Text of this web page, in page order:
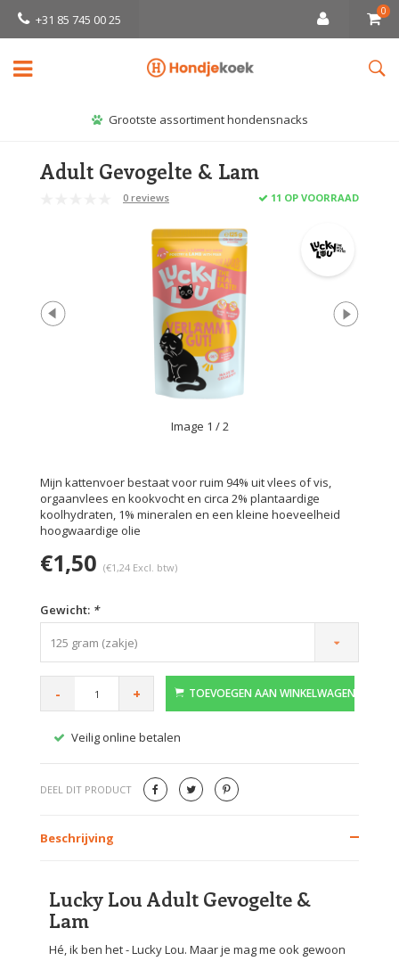
+31 85 745 00 25
0
Grootste assortiment hondensnacks
Adult Gevogelte & Lam
0 reviews 11 OP VOORRAAD
Image 1 / 2
Mijn kattenvoer bestaat voor ruim 94% uit vlees of vis,
orgaanvlees en kookvocht en circa 2% plantaardige
koolhydraten, 1% mineralen en een kleine hoeveelheid
hoogwaardige olie
€1,50 (€1,24 Excl. btw)
Gewicht: *
125 gram (zakje)
- + TOEVOEGEN AAN WINKELWAGEN
Veilig online betalen
DEEL DIT PRODUCT
Beschrijving
Lucky Lou Adult Gevogelte &
Lam
Hé, ik ben het - Lucky Lou. Maar je mag me ook gewoon